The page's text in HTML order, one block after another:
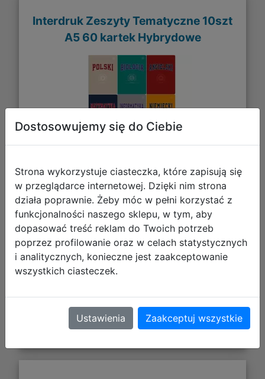
Interdruk Zeszyty Tematyczne 10szt
A5 60 kartek Hybrydowe
34,99 zł
DO KOSZYKA
Galeria zdjęć
Dostosowujemy się do Ciebie
Strona wykorzystuje ciasteczka, które zapisują się
w przeglądarce internetowej. Dzięki nim strona
działa poprawnie. Żeby móc w pełni korzystać z
funkcjonalności naszego sklepu, w tym, aby
dopasować treść reklam do Twoich potrzeb
poprzez profilowanie oraz w celach statystycznych
i analitycznych, konieczne jest zaakceptowanie
wszystkich ciasteczek.
Ustawienia Zaakceptuj wszystkie